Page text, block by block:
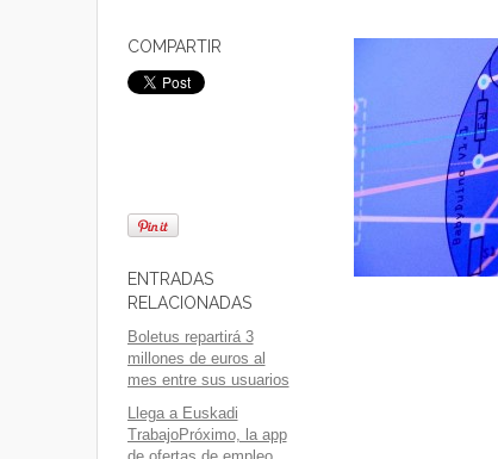
COMPARTIR
ENTRADAS
RELACIONADAS
Boletus repartirá 3
millones de euros al
mes entre sus usuarios
Llega a Euskadi
TrabajoPróximo, la app